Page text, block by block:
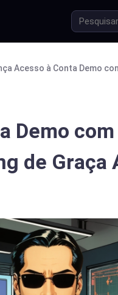
Acesso à Conta Demo
Demo
de Graça